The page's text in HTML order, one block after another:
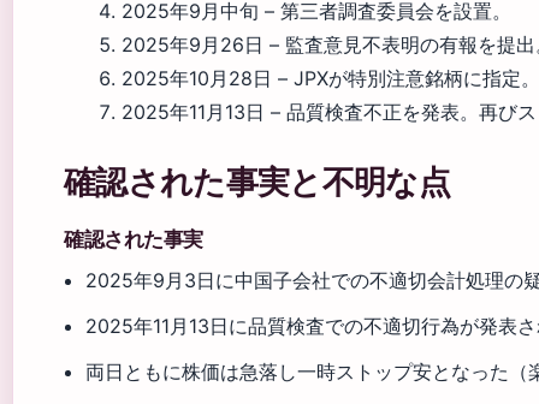
2025年9月中旬 – 第三者調査委員会を設置。
2025年9月26日 – 監査意見不表明の有報を提
2025年10月28日 – JPXが特別注意銘柄に指定。
2025年11月13日 – 品質検査不正を発表。再び
確認された事実と不明な点
確認された事実
2025年9月3日に中国子会社での不適切会計処理の
2025年11月13日に品質検査での不適切行為が発表
両日ともに株価は急落し一時ストップ安となった（